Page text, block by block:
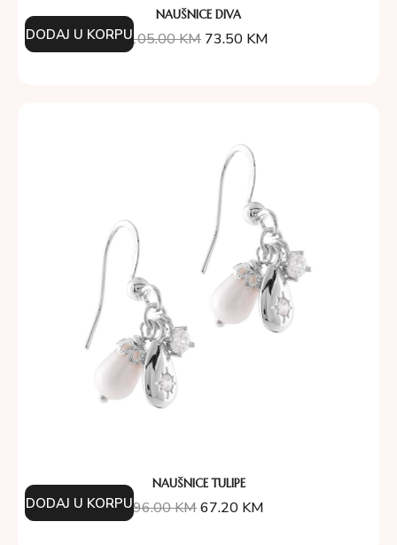
NAUŠNICE DIVA
105.00KM 73.50 KM
DODAJ U KORPU
NAUŠNICE TULIPE
96.00KM67.20 KM
DODAJ U KORPU